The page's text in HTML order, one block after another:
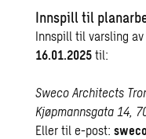
Innspill til
Innspill til varsling
16.01.2025til:
Sweco Architects
Kjøpmannsgata 14,
Eller til e-post: